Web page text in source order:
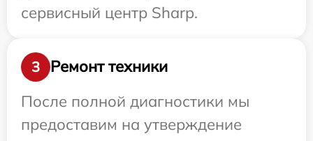
сервисный центр Sharp.
3
Ремонт техники
После полной диагностики мы
предоставим на утверждение